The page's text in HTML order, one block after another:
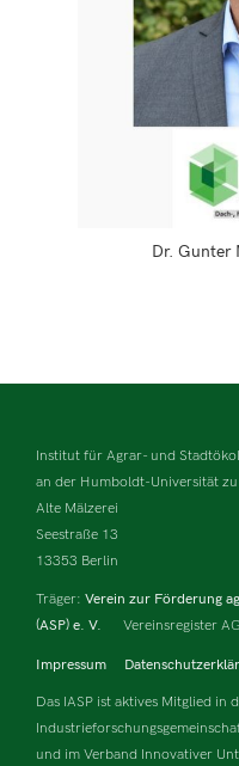
Dr. Gunter
Institut für Agrar- und
an der Humboldt-Universität zu
Alte Mälzerei
Seestraße 13
13353 Berlin
Träger: Verein zur Förderung
(ASP) e. V.
Vereinsregister
Impressum
Das IASP ist aktives Mitglied in
und im Verband Innovativer